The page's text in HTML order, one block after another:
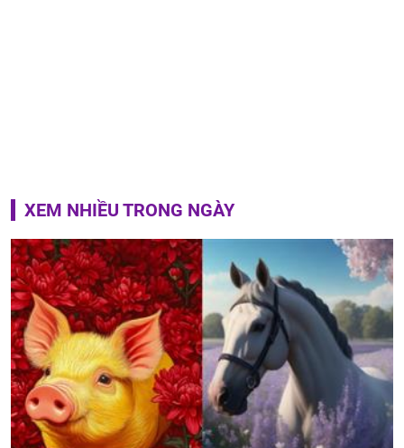
XEM NHIỀU TRONG NGÀY